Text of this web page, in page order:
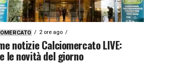
2 ore ago
notizie Calciomercato LIVE:
le novità del giorno